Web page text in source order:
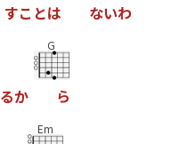
すこ とは ないわ
るか
G
ら
Em